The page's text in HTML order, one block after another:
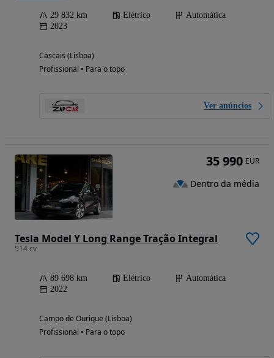
29 832 km Elétrico
Automática
2023
Cascais (Lisboa)
Profissional • Para o topo
Ver anúncios
Tesla Model Y Long Range Tração Integral
514 cv
89 698 km Elétrico
Automática
2022
Campo de Ourique (Lisboa)
Profissional • Para o topo
35 990 EUR
Dentro da média